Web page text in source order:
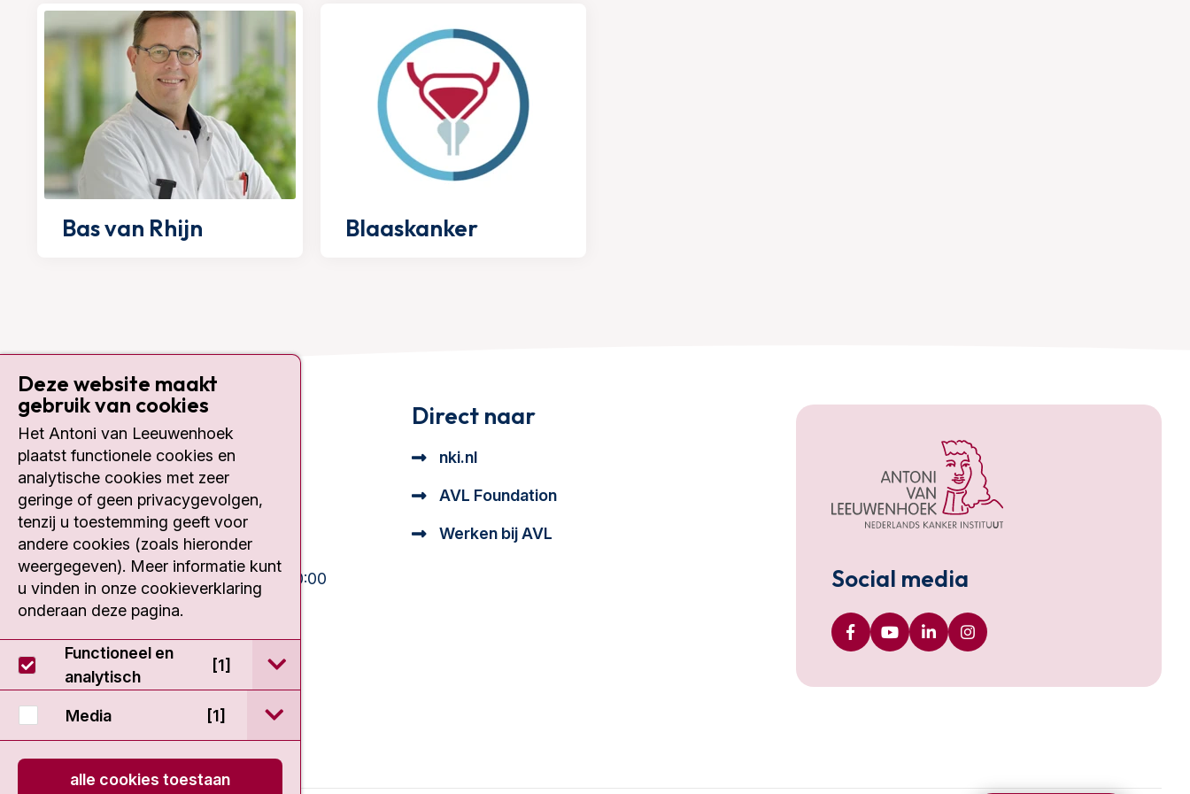
Bas van Rhijn Blaaskanker
Contact
Plesmanlaan 121
1066 CX Amsterdam
020 512 9111
Bezoektijden
Ma-Vrij:
10:30 - 13:00 en 15:00 - 20:00
Weekend: 10:30 - 20:00
IC:
10:00 - 22:00
Direct naar
nki.nl
AVL Foundation
Werken bij AVL
Social media
Deze website maakt
gebruik van cookies
Het Antoni van Leeuwenhoek
plaatst functionele cookies en
analytische cookies met zeer
geringe of geen privacygevolgen,
tenzij u toestemming geeft voor
andere cookies (zoals hieronder
weergegeven). Meer informatie kunt
u vinden in onze cookieverklaring
onderaan deze pagina.
Functioneel en
analytisch
[1] open / sluit Functioneel en analytisch cookie beschrijving
Media [1] open / sluit Media cookie beschrijving
alle cookies toestaan